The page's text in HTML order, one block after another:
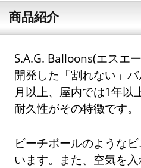
商品紹介
S.A.G. Balloons(エスエ
開発した「割れない」
月以上、屋内では1年以
耐久性がその特徴です。
ビーチボールのような
います。また、空気を